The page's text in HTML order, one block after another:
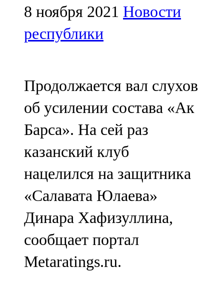
Кукмара
107,9 FM
Лениногорский
Мамадыш
106,2 FM
Минзәлә
107,3 FM
Мөслим
100,0 FM
Нурлат
104,7 FM
Олы Әтнә
8 ноября 2021 Новости
республики
Продолжается вал слухов
об усилении состава «Ак
Барса». На сей раз
казанский клуб
нацелился на защитника
«Салавата Юлаева»
Динара Хафизуллина,
сообщает портал
Metaratings.ru.